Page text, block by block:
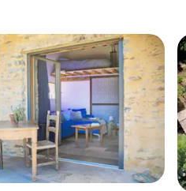
sur la base de 6 commentaires :